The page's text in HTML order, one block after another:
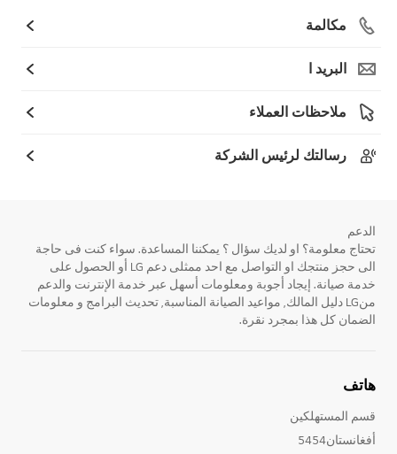
مكالمة
البريد ا
ملاحظات العملاء
رسالتك لرئيس الشركة
الدعم
تحتاج معلومة؟ او لديك سؤال ؟ يمكننا المساعدة. سواء كنت فى حاجة
الى حجز منتجك او التواصل مع احد ممثلى دعم LG أو الحصول على
خدمة صيانة. إيجاد أجوبة ومعلومات أسهل عبر خدمة الإنترنت والدعم
منLG دليل المالك, مواعيد الصيانة المناسبة, تحديث البرامج و معلومات
الضمان كل هذا بمجرد نقرة.
هاتف
قسم المستهلكين
أفغانستان5454